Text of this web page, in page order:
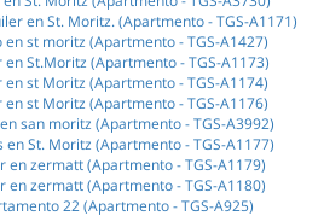
en St. Moritz. (Apartmento - TGS-A1171)
st moritz (Apartmento - TGS-A1427)
St.Moritz (Apartmento - TGS-A1173)
st Moritz (Apartmento - TGS-A1174)
st Moritz (Apartmento - TGS-A1176)
san moritz (Apartmento - TGS-A3992)
St. Moritz (Apartmento - TGS-A1177)
zermatt (Apartmento - TGS-A1179)
zermatt (Apartmento - TGS-A1180)
22 (Apartmento - TGS-A925)